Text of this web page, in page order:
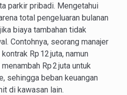
parkir pribadi. Mengetahui
total pengeluaran bulanan
biaya tambahan tidak
Contohnya, seorang manajer
Rp 12 juta, namun
Rp 2 juta untuk
sehingga beban keuangan
di kawasan lain.